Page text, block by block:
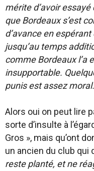
mérite d’avoir
que Bordeaux s’est
d’avance en
jusqu’au temps
comme Bordeaux l’a
insupportable.
punis est assez
Alors oui on peut lire
sorte d’insulte à
Gros », mais qu’ont
un ancien du club qui
reste planté, et ne